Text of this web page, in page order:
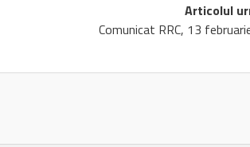
Articolul
Comunicat RRC, 13